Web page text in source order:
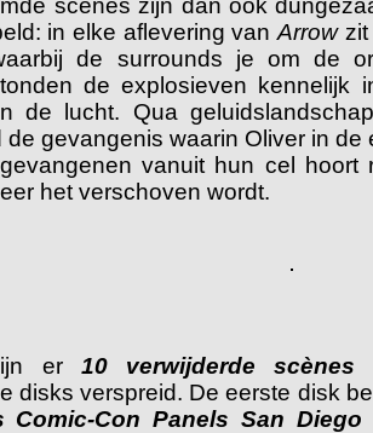
scènes zijn dan ook
in elke aflevering van Arrowzit
de surrounds je om de
de explosieven kennelijk
de lucht. Qua
de gevangenis waarin Oliver in
vanuit hun cel hoort
het verschoven wordt.
er 10 verwijderde scènes
disks verspreid. De eerste disk
Comic-Con Panels San Diego